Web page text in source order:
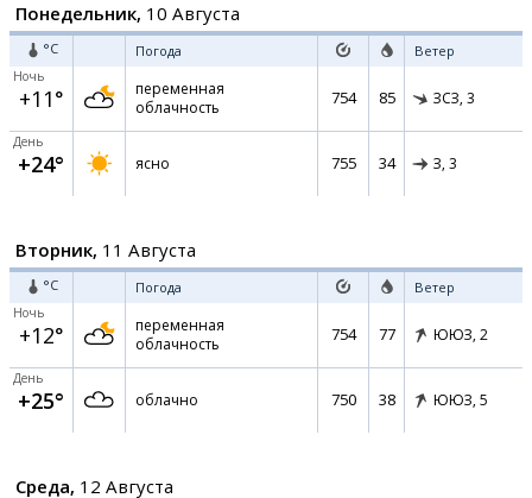
Понедельник, 10 Августа
°C Погода Ветер
Ночь
+11°
переменная
облачность
754 85 ЗСЗ, 3
День
+24° ясно 755 34 З, 3
Вторник, 11 Августа
°C Погода Ветер
Ночь
+12°
переменная
облачность
754 77 ЮЮЗ, 2
День
+25° облачно 750 38 ЮЮЗ, 5
Среда, 12 Августа